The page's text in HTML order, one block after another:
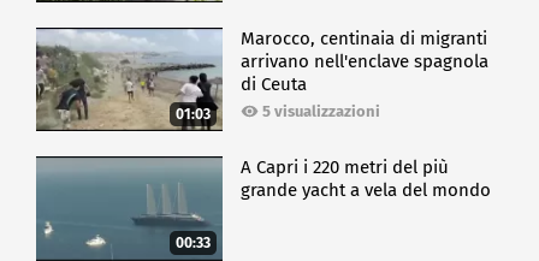
01:03
Marocco, centinaia di migranti
arrivano nell'enclave spagnola
di Ceuta
5 visualizzazioni
00:33
A Capri i 220 metri del più
grande yacht a vela del mondo